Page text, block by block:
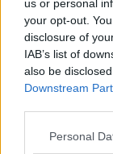
us or personal
your opt-out.
disclosure of
IAB’s list of
also be
Downstream
Personal
Come rubare allo
Una performance
Il compagno
​Io (allo specchio)
Tramonto
Passato,
La virtù del non
Il giorno dei saldi
L'ultimo post